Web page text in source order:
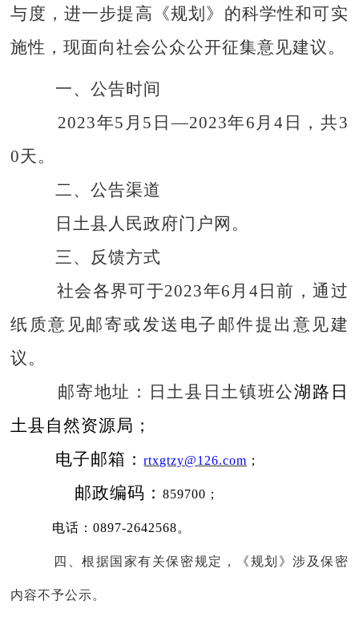
与度，进一步提高 《规划 》 的科学性和可实
施性，现面向社会公众公开征集意见建议。
一、公告时间
2023年5 月 5 日—2023年6 月4 日 ， 共3
0天。
二、公告渠道
日土县人民政府门户网 。
三、反馈方式
社会各界可于2023年6 月 4 日前，通过
纸质意见邮寄或发送电子邮件提出意见建
议。
邮寄地址：日土县日土镇班公湖路日
土县自然资源局 ；
电子邮箱：rtxgtzy@126.com ；
邮政编码 ：859700；
电话：0897-2642568。
四、根据国家有关保密规定，《规划》涉及保密
内容不予公示。